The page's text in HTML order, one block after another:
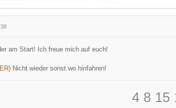
am Start! Ich freue mich auf euch!
Nicht wieder sonst wo hinfahren!
4 8 15